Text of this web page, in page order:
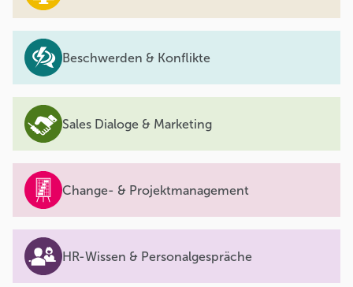
Beschwerden & Konflikte
Sales Dialoge & Marketing
Change- & Projektmanagement
HR-Wissen & Personalgespräche